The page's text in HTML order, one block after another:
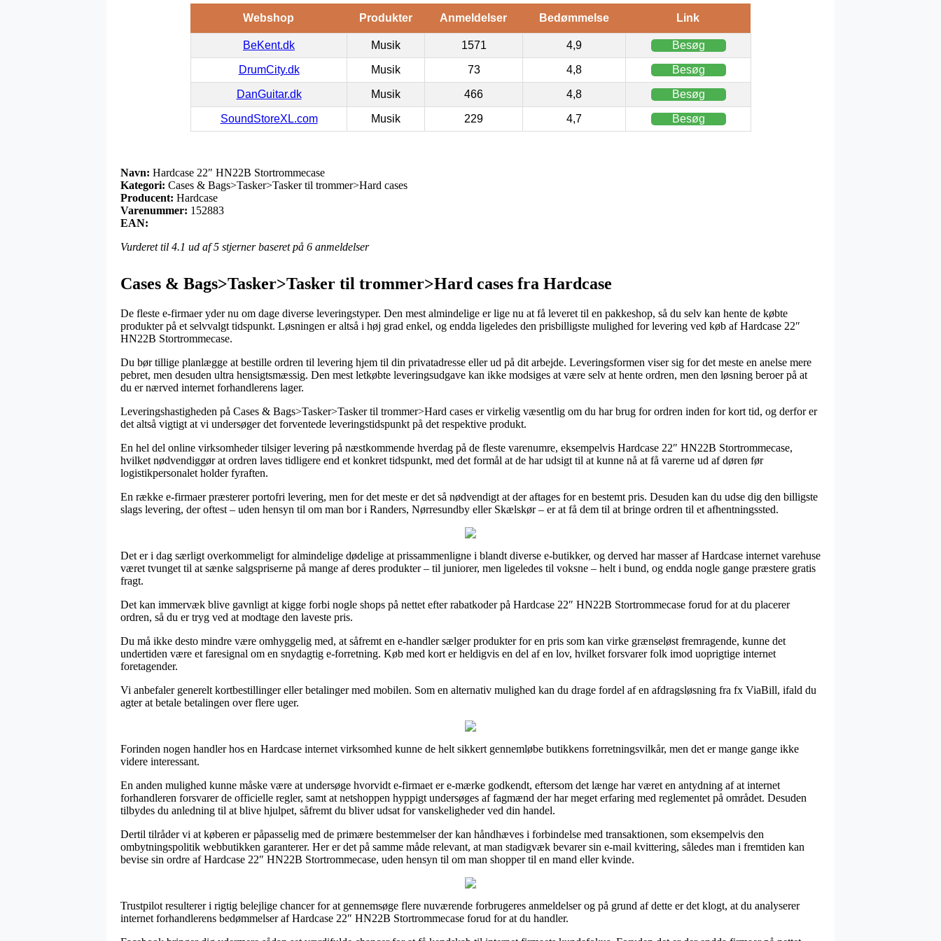
Webshop Produkter Anmeldelser Bedømmelse Link
BeKent.dk Musik 1571 4,9 Besøg
DrumCity.dk Musik 73 4,8 Besøg
DanGuitar.dk Musik 466 4,8 Besøg
SoundStoreXL.com Musik 229 4,7 Besøg
Navn: Hardcase 22″ HN22B Stortrommecase
Kategori: Cases & Bags>Tasker>Tasker til trommer>Hard cases
Producent: Hardcase
Varenummer: 152883
EAN:
Vurderet til 4.1 ud af 5 stjerner baseret på 6 anmeldelser
Cases & Bags>Tasker>Tasker til trommer>Hard cases fra Hardcase
De fleste e-firmaer yder nu om dage diverse leveringstyper. Den mest almindelige er lige nu at få leveret til en pakkeshop, så du selv kan hente de købte
produkter på et selvvalgt tidspunkt. Løsningen er altså i høj grad enkel, og endda ligeledes den prisbilligste mulighed for levering ved køb af Hardcase 22″
HN22B Stortrommecase.
Du bør tillige planlægge at bestille ordren til levering hjem til din privatadresse eller ud på dit arbejde. Leveringsformen viser sig for det meste en anelse mere
pebret, men desuden ultra hensigtsmæssig. Den mest letkøbte leveringsudgave kan ikke modsiges at være selv at hente ordren, men den løsning beroer på at
du er nærved internet forhandlerens lager.
Leveringshastigheden på Cases & Bags>Tasker>Tasker til trommer>Hard cases er virkelig væsentlig om du har brug for ordren inden for kort tid, og derfor er
det altså vigtigt at vi undersøger det forventede leveringstidspunkt på det respektive produkt.
En hel del online virksomheder tilsiger levering på næstkommende hverdag på de fleste varenumre, eksempelvis Hardcase 22″ HN22B Stortrommecase,
hvilket nødvendiggør at ordren laves tidligere end et konkret tidspunkt, med det formål at de har udsigt til at kunne nå at få varerne ud af døren før
logistikpersonalet holder fyraften.
En række e-firmaer præsterer portofri levering, men for det meste er det så nødvendigt at der aftages for en bestemt pris. Desuden kan du udse dig den billigste
slags levering, der oftest – uden hensyn til om man bor i Randers, Nørresundby eller Skælskør – er at få dem til at bringe ordren til et afhentningssted.
Det er i dag særligt overkommeligt for almindelige dødelige at prissammenligne i blandt diverse e-butikker, og derved har masser af Hardcase internet varehuse
været tvunget til at sænke salgspriserne på mange af deres produkter – til juniorer, men ligeledes til voksne – helt i bund, og endda nogle gange præstere gratis
fragt.
Det kan immervæk blive gavnligt at kigge forbi nogle shops på nettet efter rabatkoder på Hardcase 22″ HN22B Stortrommecase forud for at du placerer
ordren, så du er tryg ved at modtage den laveste pris.
Du må ikke desto mindre være omhyggelig med, at såfremt en e-handler sælger produkter for en pris som kan virke grænseløst fremragende, kunne det
undertiden være et faresignal om en snydagtig e-forretning. Køb med kort er heldigvis en del af en lov, hvilket forsvarer folk imod uoprigtige internet
foretagender.
Vi anbefaler generelt kortbestillinger eller betalinger med mobilen. Som en alternativ mulighed kan du drage fordel af en afdragsløsning fra fx ViaBill, ifald du
agter at betale betalingen over flere uger.
Forinden nogen handler hos en Hardcase internet virksomhed kunne de helt sikkert gennemløbe butikkens forretningsvilkår, men det er mange gange ikke
videre interessant.
En anden mulighed kunne måske være at undersøge hvorvidt e-firmaet er e-mærke godkendt, eftersom det længe har været en antydning af at internet
forhandleren forsvarer de officielle regler, samt at netshoppen hyppigt undersøges af fagmænd der har meget erfaring med reglementet på området. Desuden
tilbydes du anledning til at blive hjulpet, såfremt du bliver udsat for vanskeligheder ved din handel.
Dertil tilråder vi at køberen er påpasselig med de primære bestemmelser der kan håndhæves i forbindelse med transaktionen, som eksempelvis den
ombytningspolitik webbutikken garanterer. Her er det på samme måde relevant, at man stadigvæk bevarer sin e-mail kvittering, således man i fremtiden kan
bevise sin ordre af Hardcase 22″ HN22B Stortrommecase, uden hensyn til om man shopper til en mand eller kvinde.
Trustpilot resulterer i rigtig belejlige chancer for at gennemsøge flere nuværende forbrugeres anmeldelser og på grund af dette er det klogt, at du analyserer
internet forhandlerens bedømmelser af Hardcase 22″ HN22B Stortrommecase forud for at du handler.